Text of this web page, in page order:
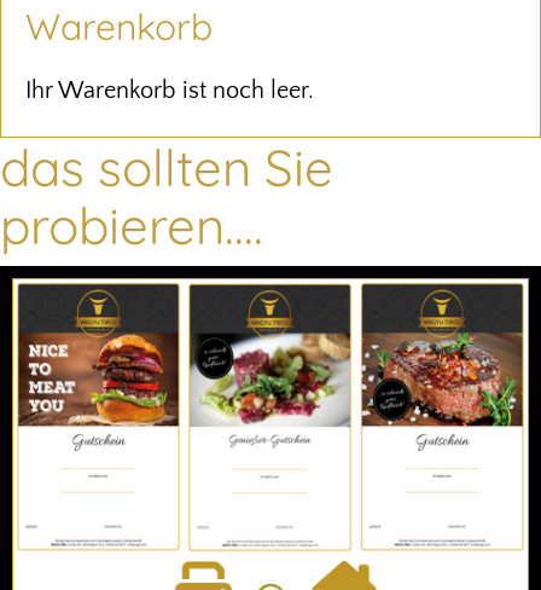
Warenkorb
Ihr Warenkorb ist noch leer.
das sollten Sie
probieren....